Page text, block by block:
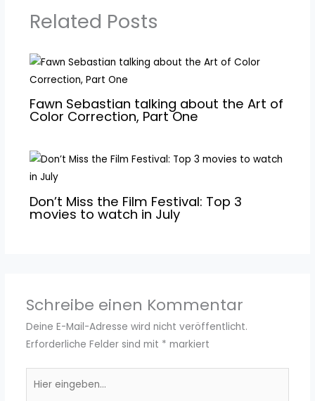
Related Posts
Fawn Sebastian talking about the Art of
Color Correction, Part One
Don’t Miss the Film Festival: Top 3
movies to watch in July
Schreibe einen Kommentar
Deine E-Mail-Adresse wird nicht veröffentlicht.
Erforderliche Felder sind mit * markiert
eingeben…